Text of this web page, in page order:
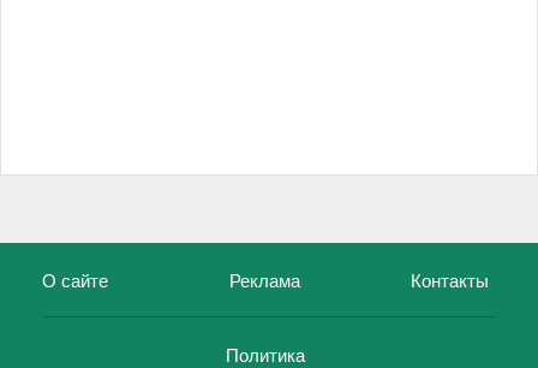
О сайте Реклама Контакты
Политика